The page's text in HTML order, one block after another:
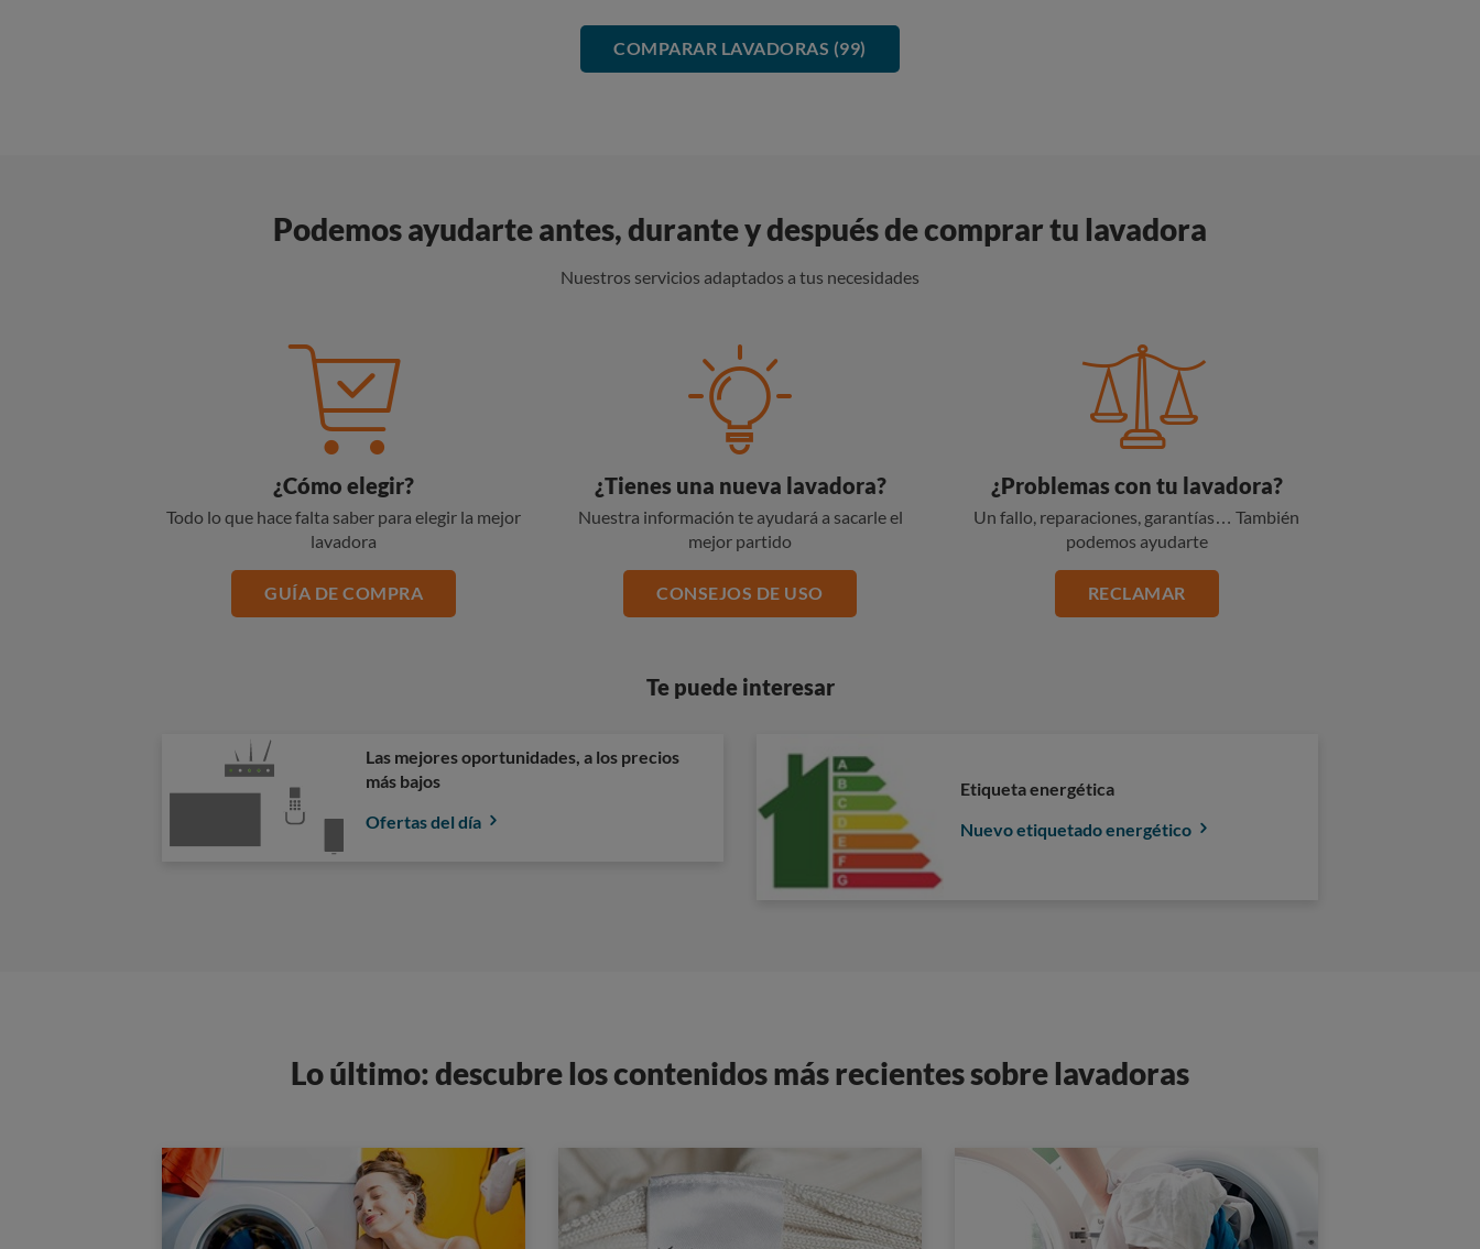
COMPARAR LAVADORAS (99)
Podemos ayudarte antes, durante y después de comprar tu lavadora
Nuestros servicios adaptados a tus necesidades
¿Cómo elegir?
Todo lo que hace falta saber para elegir la mejor
lavadora
GUÍA DE COMPRA
¿Tienes una nueva lavadora?
Nuestra información te ayudará a sacarle el
mejor partido
CONSEJOS DE USO
¿Problemas con tu lavadora?
Un fallo, reparaciones, garantías… También
podemos ayudarte
RECLAMAR
Te puede interesar
Las mejores oportunidades, a los precios
más bajos
Ofertas del día
Etiqueta energética
Nuevo etiquetado energético
Lo último: descubre los contenidos más recientes sobre lavadoras